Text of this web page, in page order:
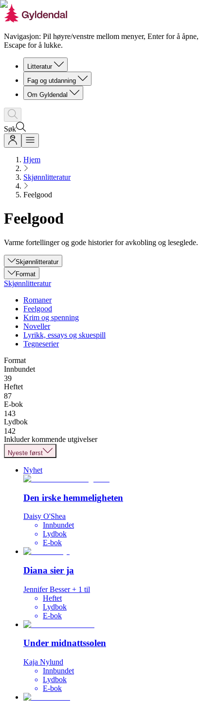
Navigasjon: Pil høyre/venstre mellom menyer, Enter for å åpne,
Escape for å lukke.
Litteratur
Fag og utdanning
Om Gyldendal
Søk
Hjem
Skjønnlitteratur
Feelgood
Feelgood
Varme fortellinger og gode historier for avkobling og leseglede.
Skjønnlitteratur
Format
Skjønnlitteratur
Romaner
Feelgood
Krim og spenning
Noveller
Lyrikk, essays og skuespill
Tegneserier
Format
Innbundet
39
Heftet
87
E-bok
143
Lydbok
142
Inkluder kommende utgivelser
Nyeste først
Nyhet
Den irske hemmeligheten
Daisy O'Shea
Innbundet
Lydbok
E-bok
Diana sier ja
Jennifer Besser+ 1 til
Heftet
Lydbok
E-bok
Under midnattssolen
Kaja Nylund
Innbundet
Lydbok
E-bok